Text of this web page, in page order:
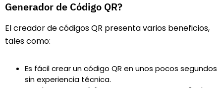
Generador de Código QR?
El creador de códigos QR presenta varios beneficios,
tales como:
Es fácil crear un código QR en unos pocos segundos
sin experiencia técnica.